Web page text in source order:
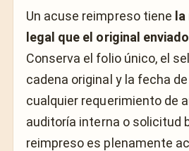
Un acuse reimpreso tiene
legal que el original
Conserva el folio único, el
cadena original y la fecha
cualquier requerimiento de
auditoría interna o solicitud
reimpreso es plenamente